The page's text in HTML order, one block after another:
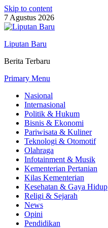
Skip to content
7 Agustus 2026
Liputan Baru
Berita Terbaru
Primary Menu
Nasional
Internasional
Politik & Hukum
Bisnis & Ekonomi
Pariwisata & Kuliner
Teknologi & Otomotif
Olahraga
Infotainment & Musik
Kementerian Pertanian
Kilas Kementerian
Kesehatan & Gaya Hidup
Religi & Sejarah
News
Opini
Pendidikan